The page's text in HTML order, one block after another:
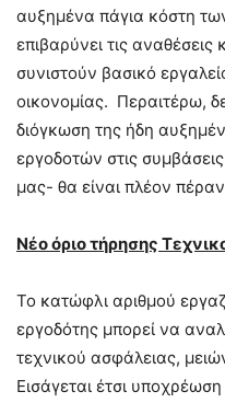
αυξημένα πάγια κόστη
επιβαρύνει τις αναθέσεις
συνιστούν βασικό
οικονομίας. Περαιτέρω,
διόγκωση της ήδη
εργοδοτών στις
μας- θα είναι πλέον
Νέο όριο τήρησης
Το κατώφλι αριθμού
εργοδότης μπορεί να
τεχνικού ασφάλειας,
Εισάγεται έτσι